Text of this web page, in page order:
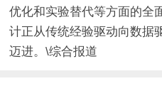
优化和实验替代等方面的全
计正从传统经验驱动向数据
迈进。\综合报道